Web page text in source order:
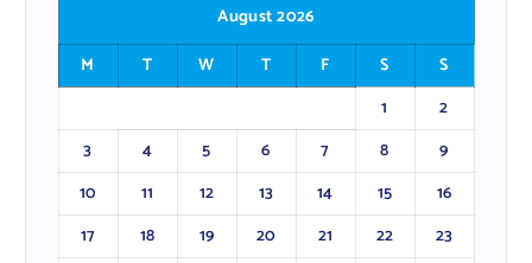
August 2026
M
T W T F S
S
1
2
3
4 5 6 7 8
9
10
11 12 13 14 15
16
17
18 19 20 21 22
23